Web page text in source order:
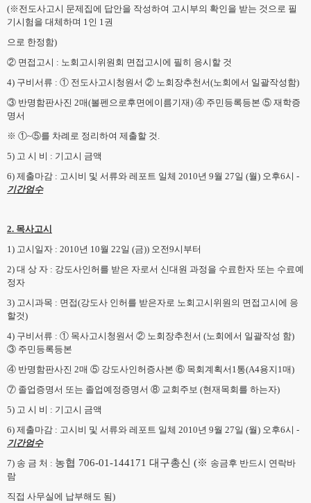
(※전도사고시 문제집에 답안을 작성하여 고시부의 확인을 받는 것으로 필
기시험을 대체하며 1인 1권
으로 한정함)
② 면접고시 : 노회고시위원회 면접고시에 필히 응시할 것
4) 구비서류 : ① 전도사고시청원서 ② 노회장추천서(노회에서 일괄작성함)
③ 반명함판사진 2매(볼펜으로후면에이름기재) ④ 주민등록등본 ⑤ 재학증
명서
※ ①~⑤를 차례로 정리하여 제출할 것.
5) 고 시 비 : 기고시 금액
6) 제출마감 : 고시비 및 서류와 레포트 일체 2010년 9월 27일 (월) 오후6시 -
기간엄수
2. 목사고시
1) 고시일자 : 2010년 10월 22일 (금)) 오전9시부터
2) 대 상 자 : 강도사인허를 받은 자로서 신대원 과정을 수료한자 또는 수료예
정자
3) 고시과목 : 면접(강도사 인허를 받은자로 노회고시위원의 면접고시에 응
할것)
4) 구비서류 : ① 목사고시청원서 ② 노회장추천서 (노회에서 일괄작성 함)
③ 주민등록등본
④ 반명함판사진 2매 ⑤ 강도사인허증사본 ⑥ 목회계획서1통(A4용지1매)
⑦ 졸업증명서 또는 졸업예정증명서 ⑧ 교회주보 (현재목회를 하는자)
5) 고 시 비 : 기고시 금액
6) 제출마감 : 고시비 및 서류와 레포트 일체 2010년 9월 27일 (월) 오후6시 -
기간엄수
7) 송 금 처 : 농협 706-01-144171 대구총신 (※ 송금후 반드시 연락바
람
직접 사무실에 납부해도 됨)